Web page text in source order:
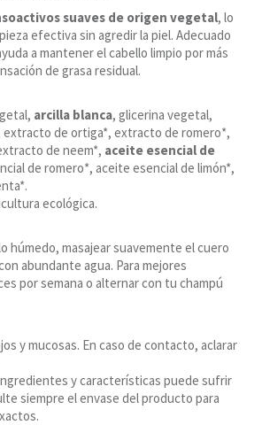
suaves de origen vegetal, lo
efectiva sin agredir la piel. Adecuado
a mantener el cabello limpio por más
de grasa residual.
arcilla blanca, glicerina vegetal,
de ortiga*, extracto de romero*,
de neem*, aceite esencial de
de romero*, aceite esencial de limón*,
ecológica.
húmedo, masajear suavemente el cuero
abundante agua. Para mejores
por semana o alternar con tu champú
y mucosas. En caso de contacto, aclarar
y características puede sufrir
siempre el envase del producto para